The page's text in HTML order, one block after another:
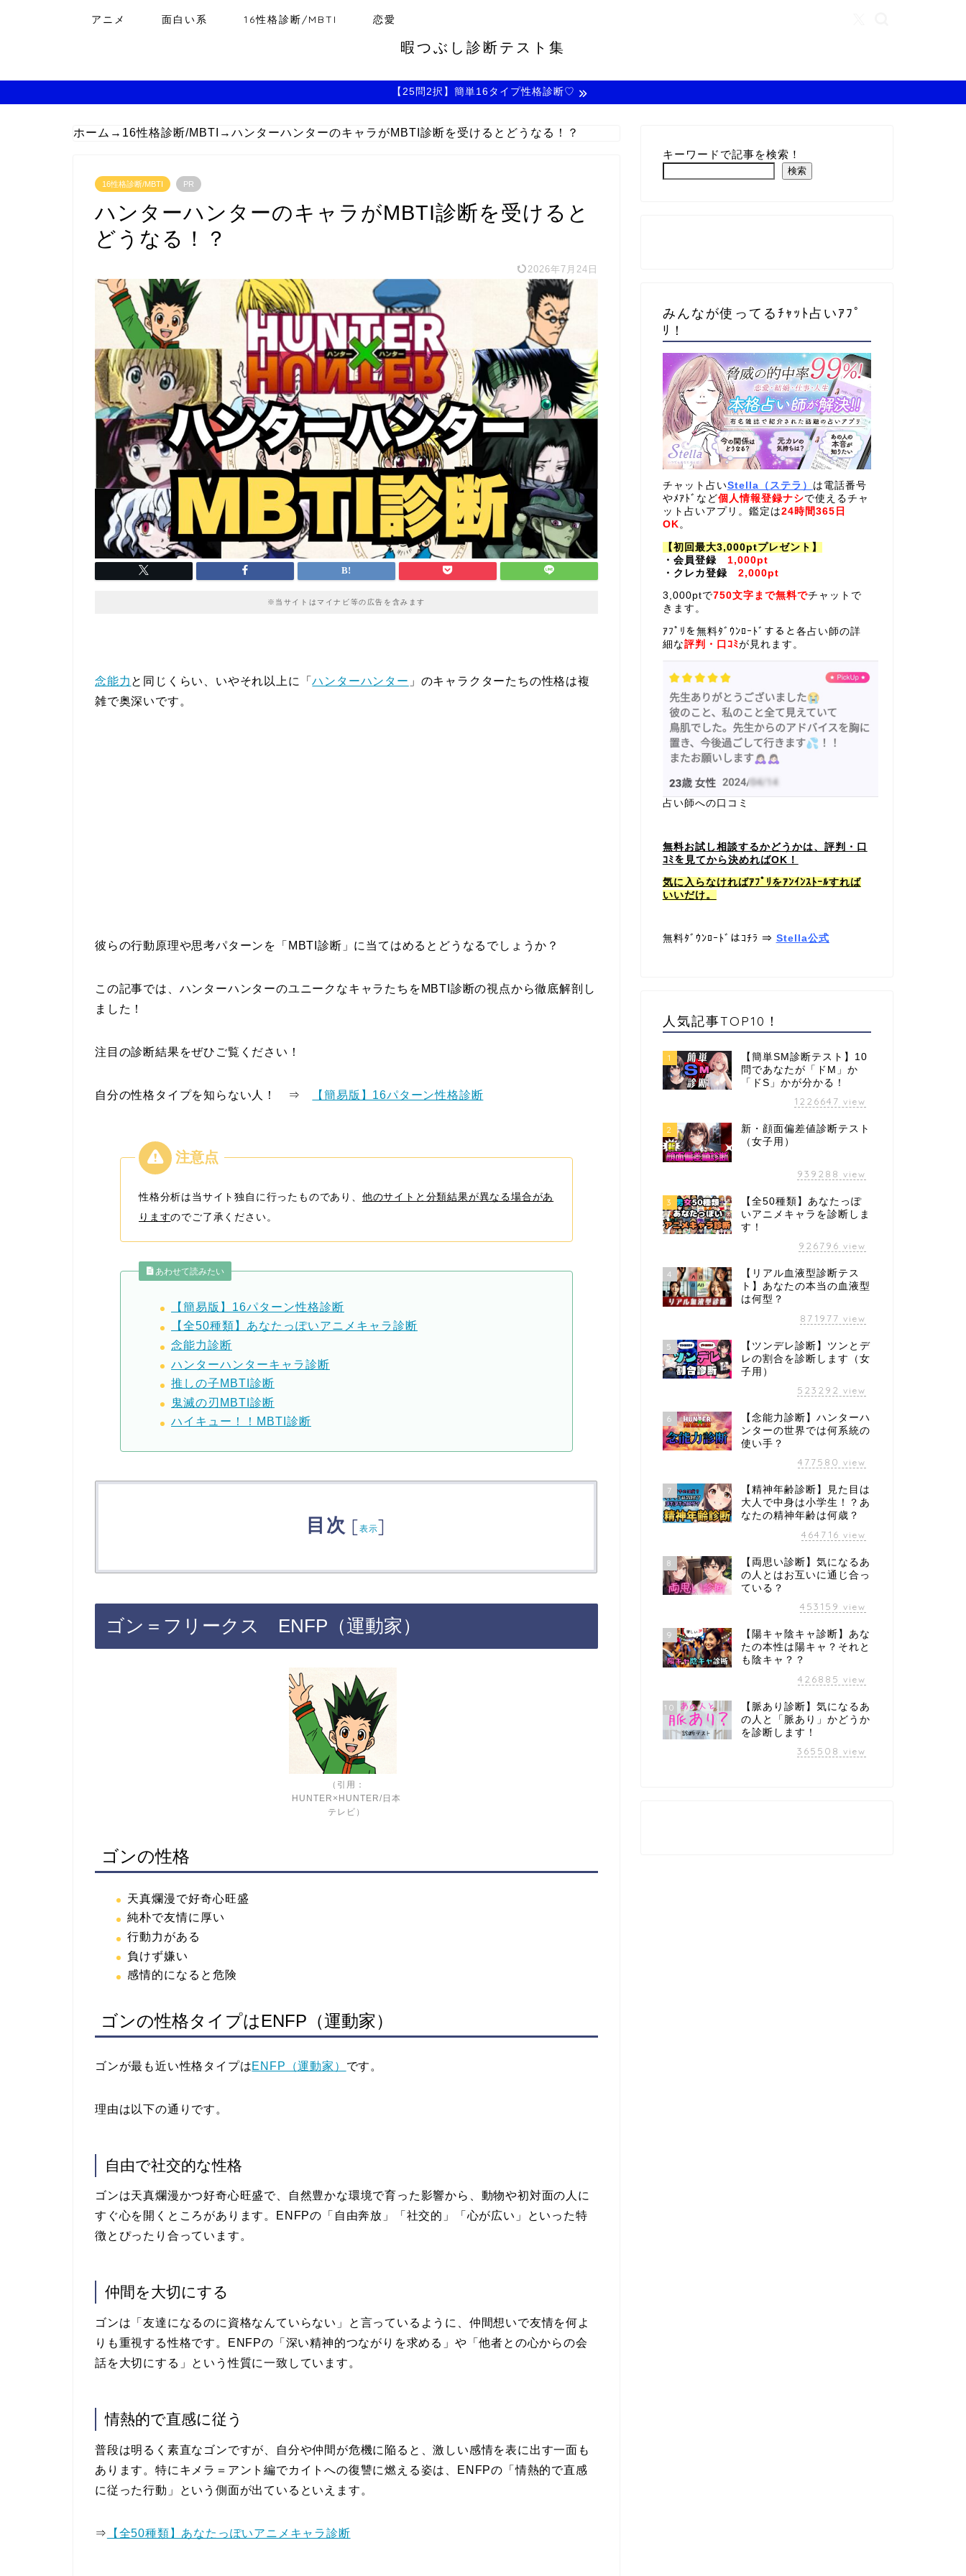
アニメ 面白い系 16性格診断/MBTI 恋愛
暇つぶし診断テスト集
【25問2択】簡単16タイプ性格診断♡
ホーム → 16性格診断/MBTI → ハンターハンターのキャラがMBTI診断を受けるとどうなる！？
16性格診断/MBTI PR
ハンターハンターのキャラがMBTI診断を受けると
どうなる！？
2026年7月24日
※当サイトはマイナビ等の広告を含みます
念能力 と同じくらい、いやそれ以上に「ハンターハンター 」のキャラクターたちの性格は複
雑で奥深いです。
彼らの行動原理や思考パターンを「MBTI診断」に当てはめるとどうなるでしょうか？
この記事では、ハンターハンターのユニークなキャラたちをMBTI診断の視点から徹底解剖し
ました！
注目の診断結果をぜひご覧ください！
自分の性格タイプを知らない人！ ⇒ 【簡易版】16パターン性格診断
性格分析は当サイト独自に行ったものであり、 他のサイトと分類結果が異なる場合があ
りますのでご了承ください。
あわせて読みたい
【簡易版】16パターン性格診断
【全50種類】あなたっぽいアニメキャラ診断
念能力診断
ハンターハンターキャラ診断
推しの子MBTI診断
鬼滅の刃MBTI診断
ハイキュー！！MBTI診断
目次 [表示]
ゴン＝フリークス ENFP（運動家）
（引用：
HUNTER×HUNTER/日本
テレビ）
ゴンの性格
天真爛漫で好奇心旺盛
純朴で友情に厚い
行動力がある
負けず嫌い
感情的になると危険
ゴンの性格タイプはENFP（運動家）
ゴンが最も近い性格タイプはENFP（運動家） です。
理由は以下の通りです。
自由で社交的な性格
ゴンは天真爛漫かつ好奇心旺盛で、自然豊かな環境で育った影響から、動物や初対面の人に
すぐ心を開くところがあります。ENFPの「自由奔放」「社交的」「心が広い」といった特
徴とぴったり合っています。
仲間を大切にする
ゴンは「友達になるのに資格なんていらない」と言っているように、仲間想いで友情を何よ
りも重視する性格です。ENFPの「深い精神的つながりを求める」や「他者との心からの会
話を大切にする」という性質に一致しています。
情熱的で直感に従う
普段は明るく素直なゴンですが、自分や仲間が危機に陥ると、激しい感情を表に出す一面も
あります。特にキメラ＝アント編でカイトへの復讐に燃える姿は、ENFPの「情熱的で直感
に従った行動」という側面が出ているといえます。
⇒ 【全50種類】あなたっぽいアニメキャラ診断
キーワードで記事を検索！
検索
みんなが使ってるﾁｬｯﾄ占いｱﾌﾟ
ﾘ！
チャット占いStella（ステラ） は電話番号
やﾒｱﾄﾞなど個人情報登録ナシで使えるチャ
ット占いアプリ。鑑定は24時間365日
OK 。
【初回最大3,000ptプレゼント】
・会員登録 1,000pt
・クレカ登録 2,000pt
3,000ptで750文字まで無料でチャットで
きます。
ｱﾌﾟﾘを無料ﾀﾞｳﾝﾛｰﾄﾞすると各占い師の詳
細な評判・口ｺﾐが見れます。
占い師への口コミ
無料お試し相談するかどうかは、評判・口
ｺﾐを見てから決めればOK！
気に入らなければｱﾌﾟﾘをｱﾝｲﾝｽﾄｰﾙすれば
いいだけ。
無料ﾀﾞｳﾝﾛｰﾄﾞはｺﾁﾗ ⇒ Stella公式
人気記事TOP10！
1
【簡単SM診断テスト】10
問であなたが「ドM」か
「ドS」かが分かる！
1226647 view
2
新・顔面偏差値診断テスト
（女子用）
939288 view
3
【全50種類】あなたっぽ
いアニメキャラを診断しま
す！
926796 view
4
【リアル血液型診断テス
ト】あなたの本当の血液型
は何型？
871977 view
5
【ツンデレ診断】ツンとデ
レの割合を診断します（女
子用）
523292 view
6
【念能力診断】ハンターハ
ンターの世界では何系統の
使い手？
477580 view
7
【精神年齢診断】見た目は
大人で中身は小学生！？あ
なたの精神年齢は何歳？
464716 view
8
【両思い診断】気になるあ
の人とはお互いに通じ合っ
ている？
453159 view
9
【陽キャ陰キャ診断】あな
たの本性は陽キャ？それと
も陰キャ？？
426885 view
10
【脈あり診断】気になるあ
の人と「脈あり」かどうか
を診断します！
365508 view